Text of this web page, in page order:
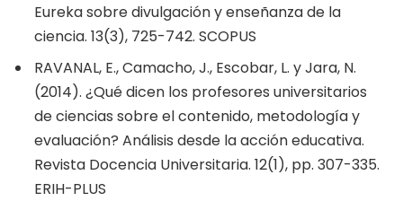
Eureka sobre divulgación y enseñanza de la
ciencia. 13(3), 725-742. SCOPUS
RAVANAL, E., Camacho, J., Escobar, L. y Jara, N.
(2014). ¿Qué dicen los profesores universitarios
de ciencias sobre el contenido, metodología y
evaluación? Análisis desde la acción educativa.
Revista Docencia Universitaria. 12(1), pp. 307-335.
ERIH-PLUS